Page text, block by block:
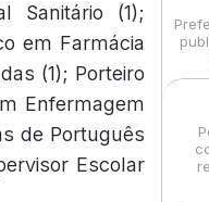
Sanitário (1);
em Farmácia
(1); Porteiro
Enfermagem
de Português
Escolar